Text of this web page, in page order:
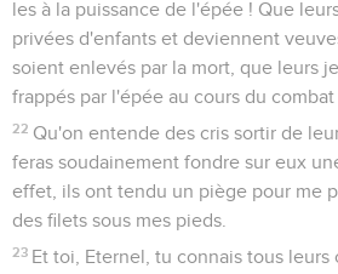
les à la puissance de l'épée ! Que
privées d'enfants et deviennent
soient enlevés par la mort, que leurs
frappés par l'épée au cours du combat
22 Qu'on entende des cris sortir de
feras soudainement fondre sur eux
effet, ils ont tendu un piège pour me
des filets sous mes pieds.
23 Et toi, Eternel, tu connais tous leurs